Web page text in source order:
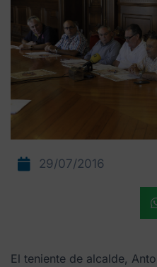
29/07/2016
El teniente de alcalde,